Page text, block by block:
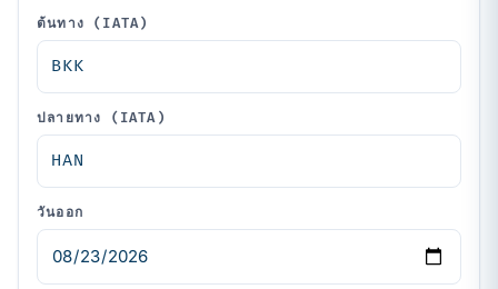
ต้นทาง (IATA)
ปลายทาง (IATA)
วันออก